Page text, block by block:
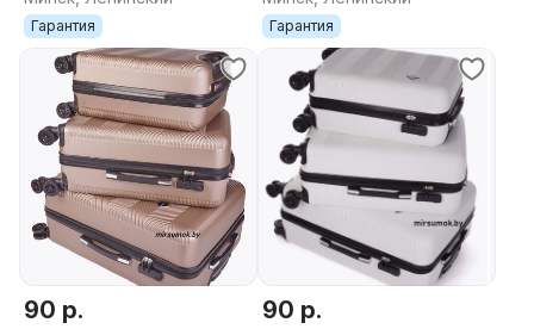
ДОСТАВКА поликарбонат
серебро
Гарантия Гарантия
90 р. 90 р.